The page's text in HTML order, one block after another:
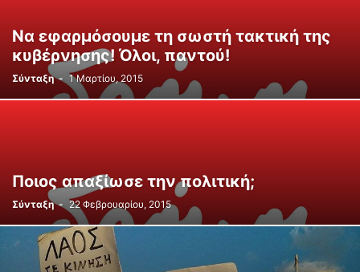
Να εφαρμόσουμε τη σωστή τακτική της
κυβέρνησης! Όλοι, παντού!
Σύνταξη - 1 Μαρτίου, 2015
Ποιος απαξίωσε την πολιτική;
Σύνταξη - 22 Φεβρουαρίου, 2015